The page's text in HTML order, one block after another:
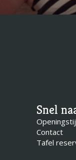
Snel
Contact
Tafel